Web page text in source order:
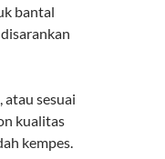
bantal
sesuai
kualitas
kempes.